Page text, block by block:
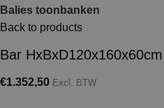
Balies toonbanken
Back to products
Bar
€1.352,50 Excl. BTW